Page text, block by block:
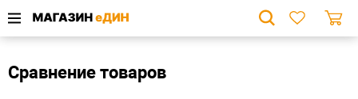
Сравнение товаров